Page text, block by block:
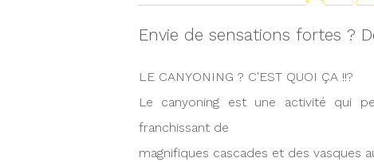
Envie de sensations fortes ?
LE CANYONING ? C'EST QUOI ÇA !!?
Le canyoning est une activité qui
franchissant de
magnifiques cascades et des vasques